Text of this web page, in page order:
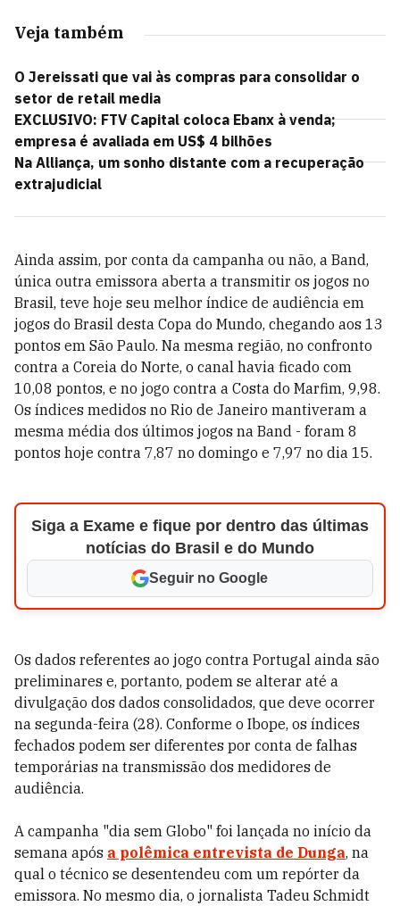
Veja também
O Jereissati que vai às compras para consolidar o
setor de retail media
EXCLUSIVO: FTV Capital coloca Ebanx à venda;
empresa é avaliada em US$ 4 bilhões
Na Alliança, um sonho distante com a recuperação
extrajudicial
Ainda assim, por conta da campanha ou não, a Band,
única outra emissora aberta a transmitir os jogos no
Brasil, teve hoje seu melhor índice de audiência em
jogos do Brasil desta Copa do Mundo, chegando aos 13
pontos em São Paulo. Na mesma região, no confronto
contra a Coreia do Norte, o canal havia ficado com
10,08 pontos, e no jogo contra a Costa do Marfim, 9,98.
Os índices medidos no Rio de Janeiro mantiveram a
mesma média dos últimos jogos na Band - foram 8
pontos hoje contra 7,87 no domingo e 7,97 no dia 15.
Siga a Exame e fique por dentro das últimas
notícias do Brasil e do Mundo
Seguir no Google
Os dados referentes ao jogo contra Portugal ainda são
preliminares e, portanto, podem se alterar até a
divulgação dos dados consolidados, que deve ocorrer
na segunda-feira (28). Conforme o Ibope, os índices
fechados podem ser diferentes por conta de falhas
temporárias na transmissão dos medidores de
audiência.
A campanha "dia sem Globo" foi lançada no início da
semana após a polêmica entrevista de Dunga, na
qual o técnico se desentendeu com um repórter da
emissora. No mesmo dia, o jornalista Tadeu Schmidt